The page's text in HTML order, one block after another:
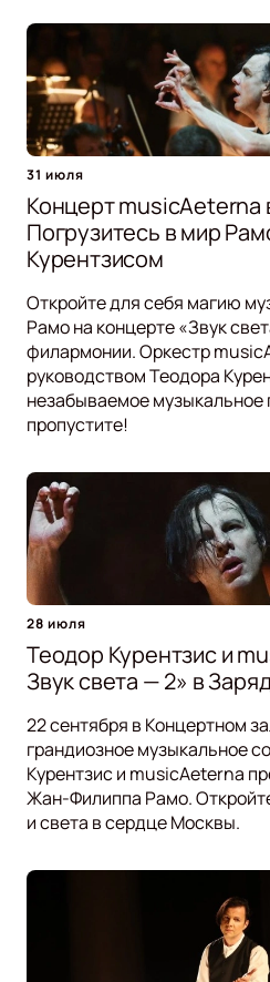
31 июля
Концерт musicAeterna
Погрузитесь в мир
Курентзисом
Откройте для себя магию
Рамо на концерте «Звук
филармонии. Оркестр
руководством Теодора
незабываемое музыкальное
пропустите!
28 июля
Теодор Курентзис и
Звук света — 2» в
22 сентября в Концертном
грандиозное музыкальное
Курентзис и musicAeterna
Жан-Филиппа Рамо.
и света в сердце Москвы.